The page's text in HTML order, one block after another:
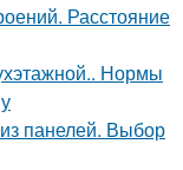
Расстояние
Нормы
панелей. Выбор